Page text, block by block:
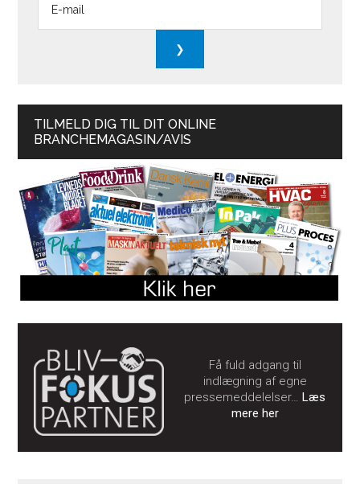
TILMELD DIG TIL DIT ONLINE
BRANCHEMAGASIN/AVIS
Få fuld adgang til
indlægning af egne
pressemeddelelser…Læs
mere her